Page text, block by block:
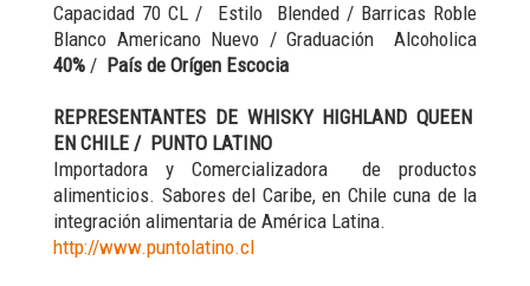
Capacidad 70 CL / Estilo Blended / Barricas Roble
Blanco Americano Nuevo / Graduación Alcoholica
40% / País de Orígen Escocia
REPRESENTANTES DE WHISKY HIGHLAND QUEEN
EN CHILE / PUNTO LATINO
Importadora y Comercializadora de productos
alimenticios. Sabores del Caribe, en Chile cuna de la
integración alimentaria de América Latina.
http://www.puntolatino.cl